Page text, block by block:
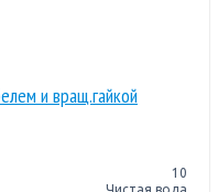
и вращ.гайкой
10
Чистая вода